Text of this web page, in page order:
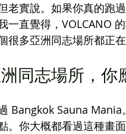
老實說。如果你真的跑
一直覺得，VOLCANO
很多亞洲同志場所都正在
同志場所，你
Bangkok Sauna
。你大概都看過這種畫